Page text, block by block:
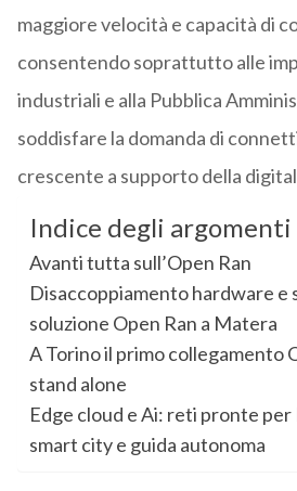
maggiore velocità e capacità di
consentendo soprattutto alle
industriali e alla Pubblica
soddisfare la domanda di
crescente a supporto della
Indice degli argomenti
Avanti tutta sull’Open Ran
Disaccoppiamento hardware e
soluzione Open Ran a Matera
A Torino il primo collegamento
stand alone
Edge cloud e Ai: reti pronte
smart city e guida autonoma